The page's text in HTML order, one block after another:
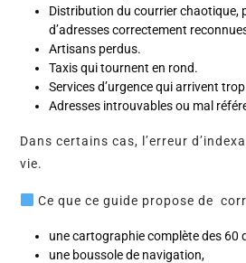
Distribution du courrier chaotique,
d’adresses correctement
Artisans perdus.
Taxis qui tournent en rond.
Services d’urgence qui arrivent
Adresses introuvables ou mal
Dans certains cas, l’erreur
vie.
Ce que ce guide propose de
une cartographie complète des 60
une boussole de navigation,